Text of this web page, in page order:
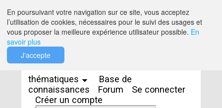
thématiques
Base de
connaissances
Forum
Se connecter
Créer un compte
En poursuivant votre navigation sur ce site, vous acceptez
l’utilisation de cookies, nécessaires pour le suivi des usages et
vous proposer la meilleure expérience utilisateur possible. En
savoir plus
J'accepte